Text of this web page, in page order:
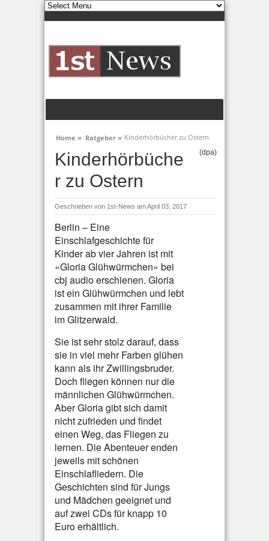
Home » Ratgeber » Kinderhörbücher zu Ostern
Kinderhörbüche
r zu Ostern
(dpa)
Geschrieben von 1st-News am April 03, 2017
Berlin – Eine
Einschlafgeschichte für
Kinder ab vier Jahren ist mit
«Gloria Glühwürmchen» bei
cbj audio erschienen. Gloria
ist ein Glühwürmchen und lebt
zusammen mit ihrer Familie
im Glitzerwald.
Sie ist sehr stolz darauf, dass
sie in viel mehr Farben glühen
kann als ihr Zwillingsbruder.
Doch fliegen können nur die
männlichen Glühwürmchen.
Aber Gloria gibt sich damit
nicht zufrieden und findet
einen Weg, das Fliegen zu
lernen. Die Abenteuer enden
jeweils mit schönen
Einschlafliedern. Die
Geschichten sind für Jungs
und Mädchen geeignet und
auf zwei CDs für knapp 10
Euro erhältlich.